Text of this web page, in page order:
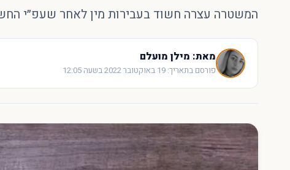
המשטרה עצרה חשוד בעבירות מין לאחר שעפ״י
מאת: מילן מועלם
פורסם בתאריך: 19 באוקטובר 2022 בשעה 12:05